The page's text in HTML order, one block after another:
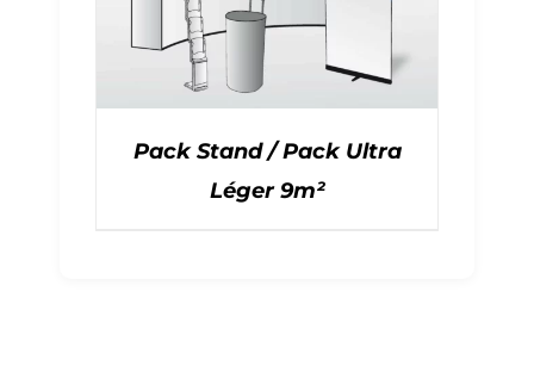
Pack Stand / Pack Ultra
Léger 9m²